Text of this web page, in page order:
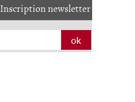
Inscription newsletter